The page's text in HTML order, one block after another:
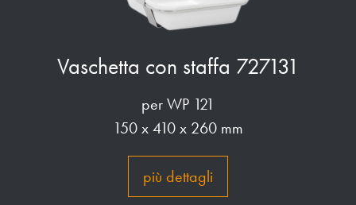
Vaschetta con staffa 727131
per WP 121
150 x 410 x 260 mm
più dettagli